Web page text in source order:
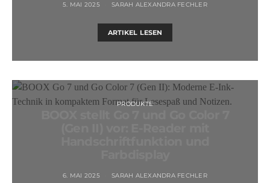
5. MAI 2025 SARAH ALEXANDRA FECHLER
ARTIKEL LESEN
PRODUKTE
6. MAI 2025 SARAH ALEXANDRA FECHLER